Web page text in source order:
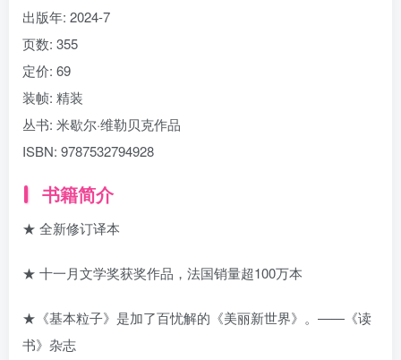
出版年: 2024-7
页数: 355
定价: 69
装帧: 精装
丛书: 米歇尔·维勒贝克作品
ISBN: 9787532794928
书籍简介
★ 全新修订译本
★ 十一月文学奖获奖作品，法国销量超100万本
★《基本粒子》是加了百忧解的《美丽新世界》。——《读
书》杂志